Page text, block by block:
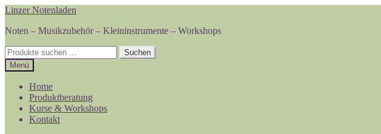
Zur
springen
Zum
springen
Linzer Notenladen
Noten – Musikzubehör – Kleininstrumente – Workshops
Suchen
nach:
Suchen
Menü
Home
Produktberatung
Kurse & Workshops
Kontakt